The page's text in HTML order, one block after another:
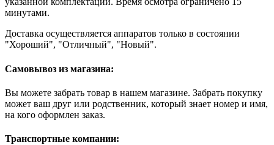
минутами.
Доставка осуществляется аппаратов только в состоянии
"Хороший", "Отличный", "Новый".
Самовывоз из магазина:
Вы можете забрать товар в нашем магазине. Забрать покупку
может ваш друг или родственник, который знает номер и имя,
на кого оформлен заказ.
Транспортные компании: